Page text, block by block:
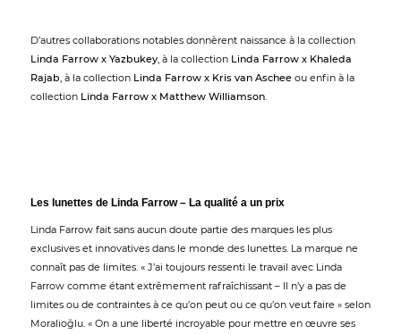
D’autres collaborations notables donnèrent naissance à la collection
Linda Farrow x Yazbukey , à la collection Linda Farrow x Khaleda
Rajab , à la collection Linda Farrow x Kris van Aschee ou enfin à la
collection Linda Farrow x Matthew Williamson
Les lunettes de Linda Farrow – La qualité a un prix
Linda Farrow fait sans aucun doute partie des marques les plus
exclusives et innovatives dans le monde des lunettes. La marque ne
connaît pas de limites. « J’ai toujours ressenti le travail avec Linda
Farrow comme étant extrêmement rafraîchissant – Il n’y a pas de
limites ou de contraintes à ce qu’on peut ou ce qu’on veut faire » selon
Moralioğlu. « On a une liberté incroyable pour mettre en œuvre ses